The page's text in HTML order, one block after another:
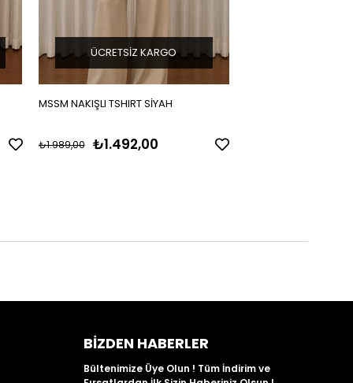
MSSM NAKIŞLI TSHIRT SİYAH
₺1.492,00
₺1.989,00
ÜCRETSIZ KARGO
BIZDEN HABERLER
Bültenimize Üye Olun ! Tüm İndirim ve